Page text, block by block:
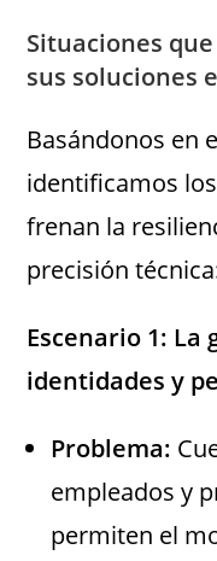
Situaciones
sus soluciones
Basándonos en
identificamos
frenan la
precisión
Escenario 1: La
identidades y
Problema:
empleados y
permiten el